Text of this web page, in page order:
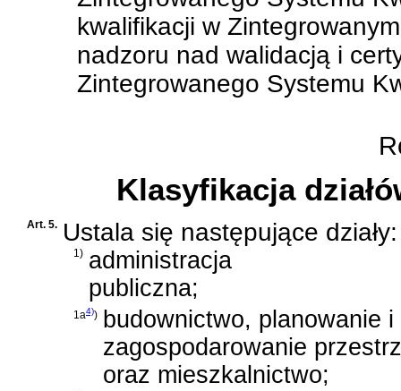
kwalifikacji w
nadzoru nad walidacją i
Zintegrowanego Systemu
Klasyfikacja
Art. 5. Ustala się następujące działy:
1) administracja
publiczna;
1a4))
budownictwo, planowanie i
zagospodarowanie
oraz mieszkalnictwo;